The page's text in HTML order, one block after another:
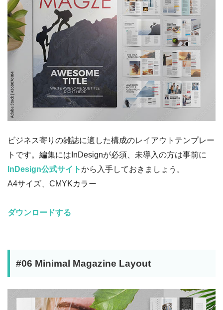
ビジネス寄りの雑誌に適した構成のレイアウトテンプレー
トです。編集にはInDesignが必須、未導入の方は事前に
InDesign公式サイトから入手しておきましょう。
A4サイズ、CMYKカラー
ダウンロードする
#06 Minimal Magazine Layout